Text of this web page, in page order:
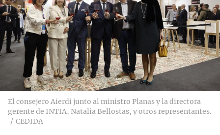
El consejero Aierdi junto al ministro Planas y la directora
gerente de INTIA, Natalia Bellostas, y otros representantes.
CEDIDA